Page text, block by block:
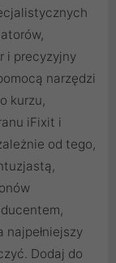
i precyzyjny
narzędzi
kurzu,
iFixit i
od tego,
Dodaj do